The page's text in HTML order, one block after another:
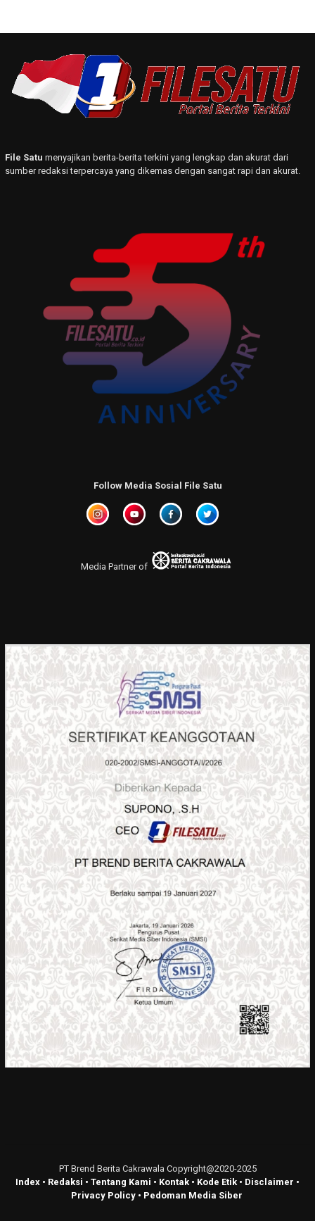
File Satu menyajikan berita-berita terkini yang lengkap dan akurat dari
sumber redaksi terpercaya yang dikemas dengan sangat rapi dan akurat.
Follow Media Sosial File Satu
Media Partner of
PT Brend Berita Cakrawala Copyright@2020-2025
Index • Redaksi • Tentang Kami • Kontak • Kode Etik • Disclaimer •
Privacy Policy• Pedoman Media Siber